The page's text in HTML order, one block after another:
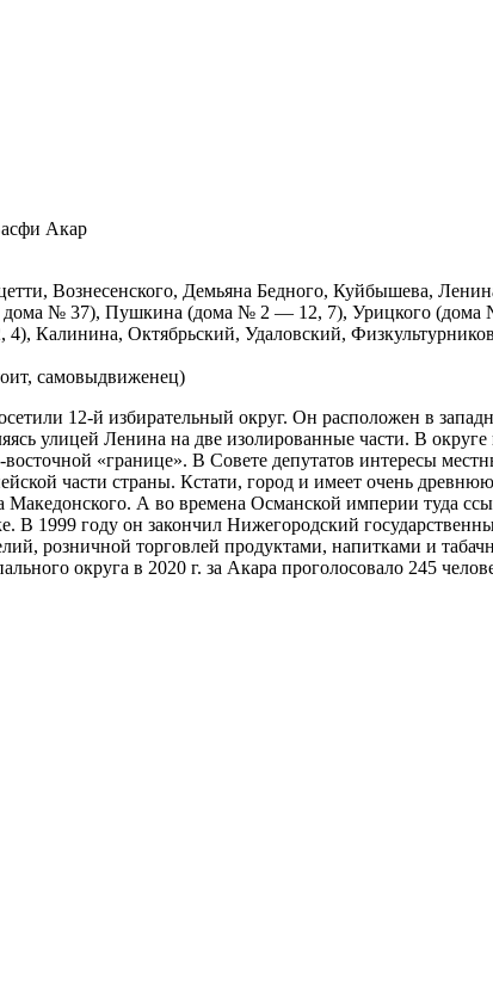
Акар
Вознесенского, Демьяна Бедного, Куйбышева,
дома № 37), Пушкина (дома № 2 — 12, 7), Урицкого
Калинина, Октябрьский, Удаловский,
самовыдвиженец)
12-й избирательный округ. Он расположен в
улицей Ленина на две изолированные части. В
«границе». В Совете депутатов интересы
части страны. Кстати, город и имеет очень
А во времена Османской империи туда
В 1999 году он закончил Нижегородский
розничной торговлей продуктами, напитками и
округа в 2020 г. за Акара проголосовало 245